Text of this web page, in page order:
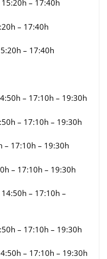
– 17:40h
– 17:40h
– 17:40h
– 17:10h – 19:30h
– 17:10h – 19:30h
– 17:10h – 19:30h
– 17:10h – 19:30h
– 17:10h –
– 17:10h – 19:30h
– 17:10h – 19:30h